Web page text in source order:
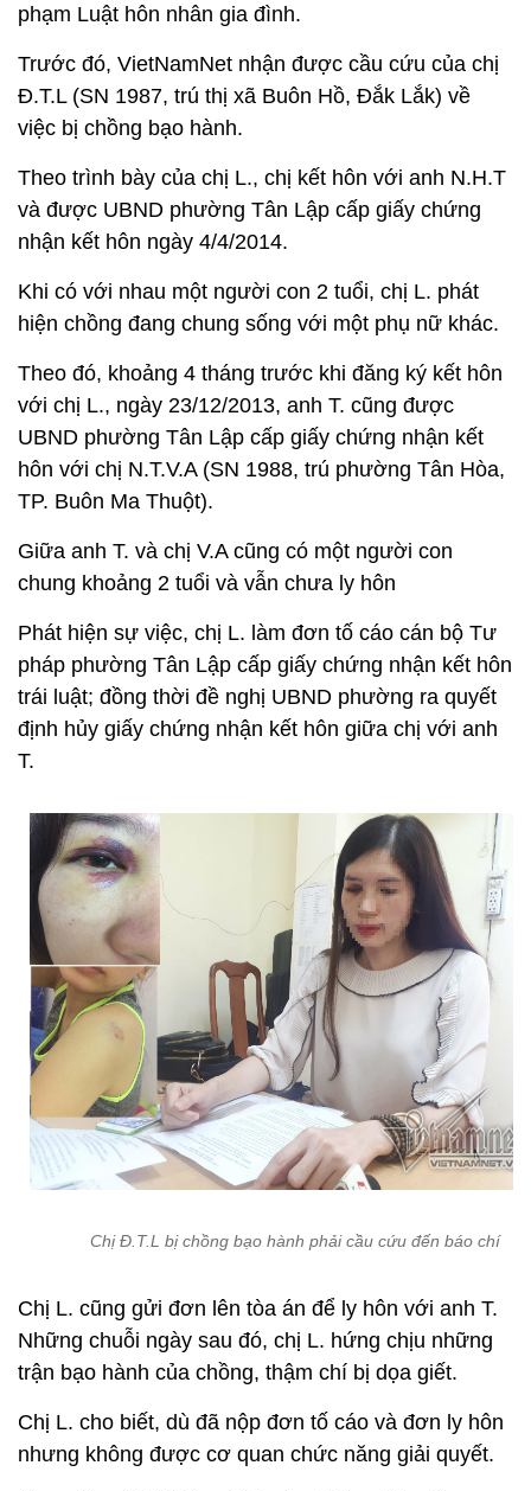
phạm Luật hôn nhân gia đình.
Trước đó, VietNamNet nhận được cầu cứu của chị
Đ.T.L (SN 1987, trú thị xã Buôn Hồ, Đắk Lắk) về
việc bị chồng bạo hành.
Theo trình bày của chị L., chị kết hôn với anh N.H.T
và được UBND phường Tân Lập cấp giấy chứng
nhận kết hôn ngày 4/4/2014.
Khi có với nhau một người con 2 tuổi, chị L. phát
hiện chồng đang chung sống với một phụ nữ khác.
Theo đó, khoảng 4 tháng trước khi đăng ký kết hôn
với chị L., ngày 23/12/2013, anh T. cũng được
UBND phường Tân Lập cấp giấy chứng nhận kết
hôn với chị N.T.V.A (SN 1988, trú phường Tân Hòa,
TP. Buôn Ma Thuột).
Giữa anh T. và chị V.A cũng có một người con
chung khoảng 2 tuổi và vẫn chưa ly hôn
Phát hiện sự việc, chị L. làm đơn tố cáo cán bộ Tư
pháp phường Tân Lập cấp giấy chứng nhận kết hôn
trái luật; đồng thời đề nghị UBND phường ra quyết
định hủy giấy chứng nhận kết hôn giữa chị với anh
T.
Chị Đ.T.L bị chồng bạo hành phải cầu cứu đến báo chí
Chị L. cũng gửi đơn lên tòa án để ly hôn với anh T.
Những chuỗi ngày sau đó, chị L. hứng chịu những
trận bạo hành của chồng, thậm chí bị dọa giết.
Chị L. cho biết, dù đã nộp đơn tố cáo và đơn ly hôn
nhưng không được cơ quan chức năng giải quyết.